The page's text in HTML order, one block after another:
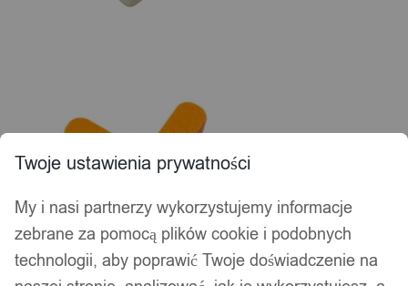
Twoje ustawienia prywatności
My i nasi partnerzy wykorzystujemy informacje
zebrane za pomocą plików cookie i podobnych
technologii, aby poprawić Twoje doświadczenie na